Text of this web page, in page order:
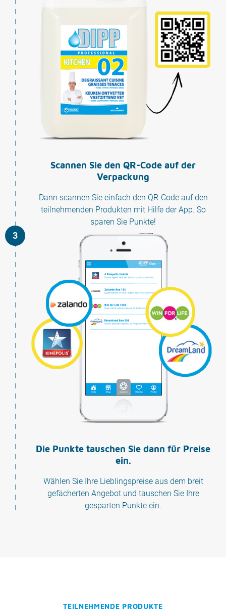
Scannen Sie den QR-Code auf der
Verpackung
Dann scannen Sie einfach den QR-Code auf den
teilnehmenden Produkten mit Hilfe der App. So
sparen Sie Punkte!
3
Die Punkte tauschen Sie dann für Preise
ein.
Wählen Sie Ihre Lieblingspreise aus dem breit
gefächerten Angebot und tauschen Sie Ihre
gesparten Punkte ein.
TEILNEHMENDE PRODUKTE